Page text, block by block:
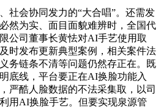
会协同发力的“大合唱”。还需发
然为实、面目面貌难辨时，全国代
公司董事长黄怯对AI手艺使用取
时发布更新典型案例，相关案件法
务链条不清等问题仍然存正在。既
底线，平台要正在AI换脸功能入
严酷人脸数据的不法采集取，以司
用AI换脸手艺。但要实现泉源管